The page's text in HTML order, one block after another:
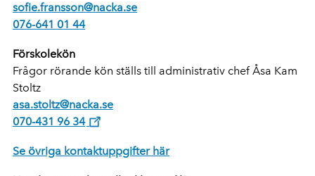
sofie.fransson@nacka.se
076-641 01 44
Förskolekön
Frågor rörande kön ställs till administrativ chef Åsa Kam
Stoltz
asa.stoltz@nacka.se
070-431 96 34
Se övriga kontaktuppgifter här